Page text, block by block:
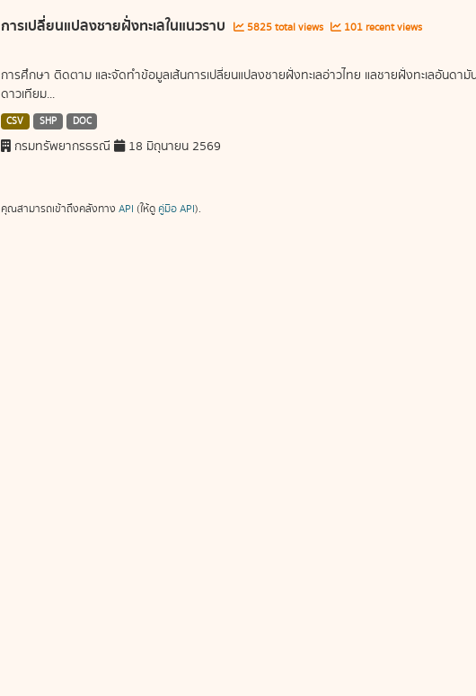
การเปลี่ยนแปลงชายฝั่งทะเลในแนวราบ 5825 total views 101 recent views
การศึกษา ติดตาม และจัดทำข้อมูลเส้นการเปลี่ยนแปลงชายฝั่งทะเลอ่าวไทย แลชายฝั่งทะเลอันด
ดาวเทียม...
CSV SHP DOC
กรมทรัพยากรธรณี 18 มิถุนายน 2569
คุณสามารถเข้าถึงคลังทาง API (ให้ดู คู่มือ API).